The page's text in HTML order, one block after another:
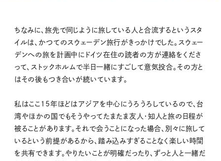
ちなみに、旅先で同じように旅している人と合流するというスタ
イルは、かつてのスウェーデン旅行がきっかけでした。スウェー
デンへの旅を計画中にドイツ在住の読者の方が連絡をくださ
って、ストックホルムで半日一緒にすごして意気投合。その方と
はその後もつき合いが続いています。
私はここ15年ほどはアジアを中心にうろうろしているので、台
湾やほかの国でもそうやってたまたま友人・知人と旅の日程が
被ることがあります。それで会うことになった場合、別々に旅して
いるという前提があるから、踏み込みすぎることなく楽しい時間
を共有できます。やりたいことが明確だったり、ずっと人と一緒だ